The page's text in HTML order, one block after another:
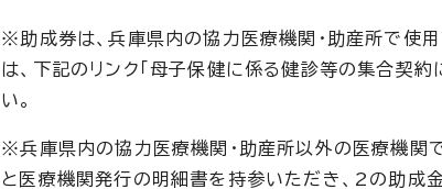
※助成券は、兵庫県内の協力医療機関・助産所で使
は、下記のリンク「母子保健に係る健診等の集合契約
い。
※兵庫県内の協力医療機関・助産所以外の医療機関
と医療機関発行の明細書を持参いただき、2の助成